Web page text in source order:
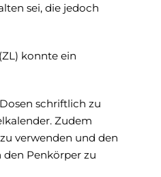
sei, die jedoch
konnte ein
schriftlich zu
Zudem
verwenden und den
Penkörper zu